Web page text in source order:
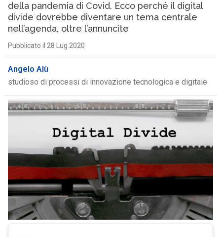
della pandemia di Covid. Ecco perché il digital
divide dovrebbe diventare un tema centrale
nell’agenda, oltre l’annuncite
Pubblicato il 28 Lug 2020
Angelo Alù
studioso di processi di innovazione tecnologica e digitale